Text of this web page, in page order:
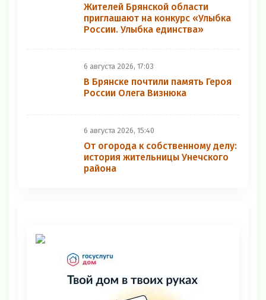
Жителей Брянской области
приглашают на конкурс «Улыбка
России. Улыбка единства»
6 августа 2026, 17:03
В Брянске почтили память Героя
России Олега Визнюка
6 августа 2026, 15:40
От огорода к собственному делу:
история жительницы Унечского
района